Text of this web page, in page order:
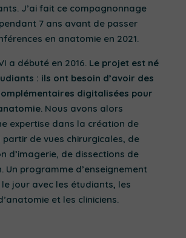
J’ai fait ce compagnonnage
7 ans avant de passer
en anatomie en 2021.
a débuté en 2016. Le projet est né
: ils ont besoin d’avoir des
digitalisées pour
. Nous avons alors
expertise dans la création de
partir de vues chirurgicales, de
d’imagerie, de dissections de
Un programme d’enseignement
jour avec les étudiants, les
et les cliniciens.